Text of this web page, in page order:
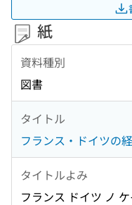
紙
資料種別
図書
タイトル
フランス・ドイツの
タイトルよみ
フランス ドイツ ノ